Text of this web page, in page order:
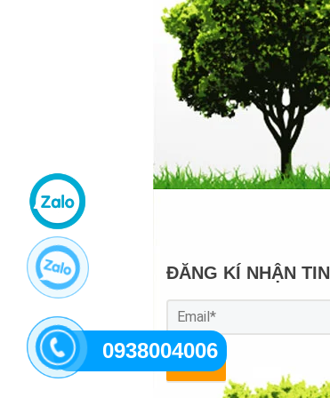
ĐĂNG KÍ NHẬN TIN
0938004006